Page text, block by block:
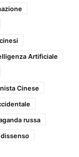
Artificiale
Cinese
russa